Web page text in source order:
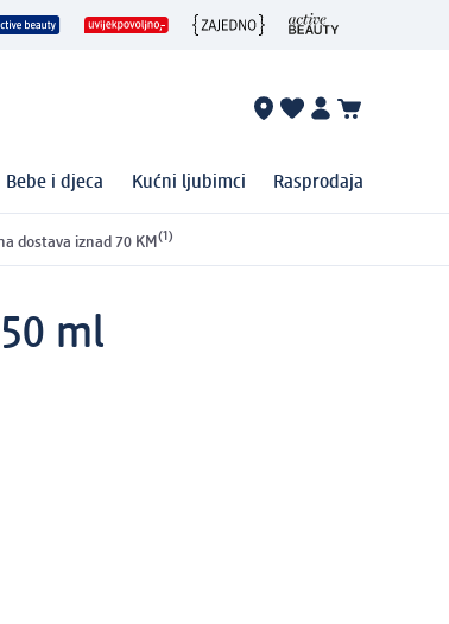
Bebe i djeca Kućni ljubimci Rasprodaja
dostava iznad 70 KM (1)
ml